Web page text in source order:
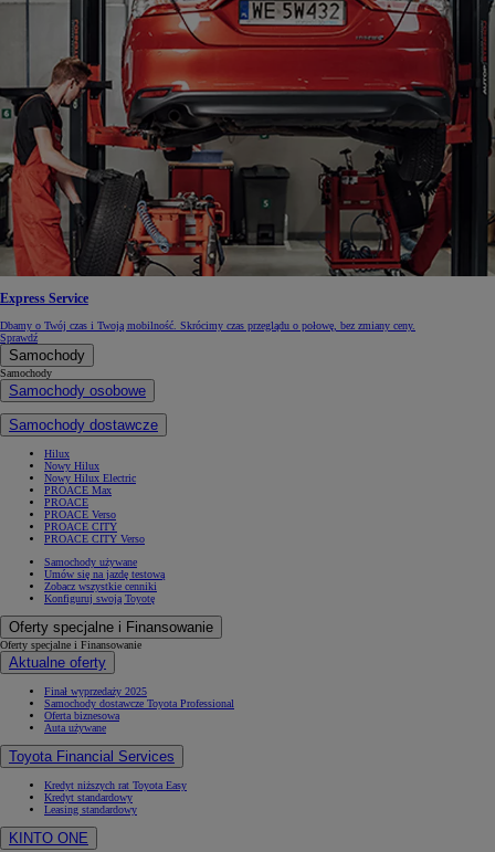
Express Service
Dbamy o Twój czas i Twoją mobilność. Skrócimy czas przeglądu o połowę, bez zmiany ceny.
Sprawdź
Samochody
Samochody
Samochody osobowe
Samochody dostawcze
Hilux
Nowy Hilux
Nowy Hilux Electric
PROACE Max
PROACE
PROACE Verso
PROACE CITY
PROACE CITY Verso
Samochody używane
Umów się na jazdę testową
Zobacz wszystkie cenniki
Konfiguruj swoją Toyotę
Oferty specjalne i Finansowanie
Oferty specjalne i Finansowanie
Aktualne oferty
Finał wyprzedaży 2025
Samochody dostawcze Toyota Professional
Oferta biznesowa
Auta używane
Toyota Financial Services
Kredyt niższych rat Toyota Easy
Kredyt standardowy
Leasing standardowy
KINTO ONE